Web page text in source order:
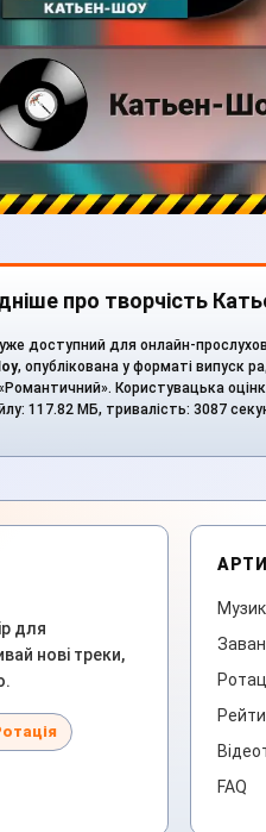
про творчість
доступний для онлайн-
, опублікована у форматі випуск
«Романтичний». Користувацька
117.82 МБ, тривалість: 3087
для
нові треки,
FAQ